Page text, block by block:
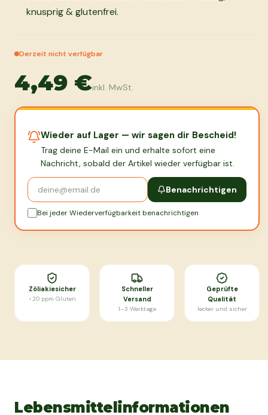
knusprig & glutenfrei.
Derzeit nicht verfügbar
4,49 €inkl. MwSt.
Wieder auf Lager — wir sagen dir Bescheid!
Trag deine E-Mail ein und erhalte sofort eine
Nachricht, sobald der Artikel wieder verfügbar ist.
Benachrichtigen
Bei jeder Wiederverfügbarkeit benachrichtigen
Zöliakiesicher
<20 ppm Gluten
Schneller
Versand
1–3 Werktage
Geprüfte
Qualität
lecker und sicher
Lebensmittelinformationen